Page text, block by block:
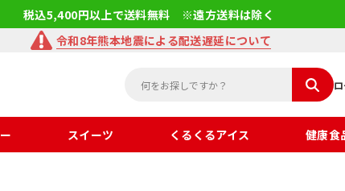
税込5,400円以上で送料無料 ※遠方送料は除く
令和8年熊本地震による配送遅延について
スイーツ くるくるアイス 健康食